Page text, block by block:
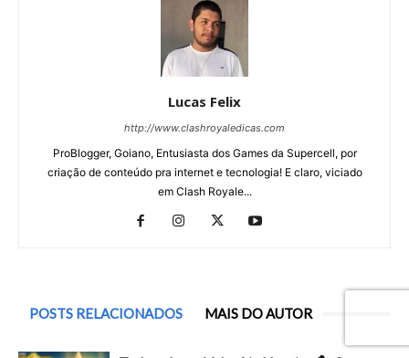
Lucas Felix
http://www.clashroyaledicas.com
ProBlogger, Goiano, Entusiasta dos Games da Supercell, por
criação de conteúdo pra internet e tecnologia! E claro, viciado
em Clash Royale...
POSTS RELACIONADOS MAIS DO AUTOR